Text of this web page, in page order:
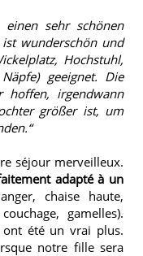
sehr schönen
wunderschön und
Hochstuhl,
geeignet. Die
hoffen, irgendwann
größer ist, um
séjour merveilleux.
adapté à un
chaise haute,
gamelles).
ont été un vrai plus.
notre fille sera